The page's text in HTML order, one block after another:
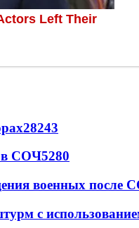
28243
в СОЧ5280
военных после
с